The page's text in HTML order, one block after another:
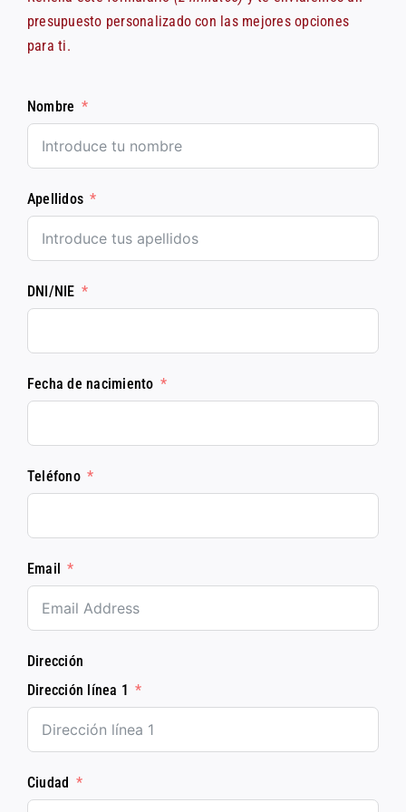
presupuesto personalizado con las mejores opciones
para ti.
Nombre
Apellidos
DNI/NIE
Fecha de nacimiento
Teléfono
Email
Dirección
Dirección línea 1
Ciudad